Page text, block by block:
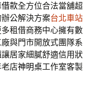
款全方位合法當舖超
公解決方案台北車站
租借商務中心擁有數
與門市開放式團隊系
讓居家細膩舒適信用狀
店神明桌工作室客製